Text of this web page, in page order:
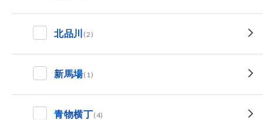
北品川 (2)
新馬場(1)
青物横丁(4)